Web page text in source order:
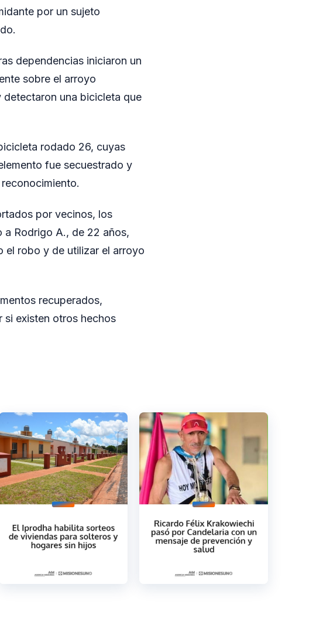
por un sujeto
dependencias iniciaron un
sobre el arroyo
una bicicleta que
rodado 26, cuyas
fue secuestrado y
por vecinos, los
a Rodrigo A., de 22 años,
el robo y de utilizar el arroyo
recuperados,
si existen otros hechos